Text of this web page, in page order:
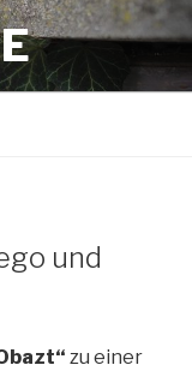
und
zu einer